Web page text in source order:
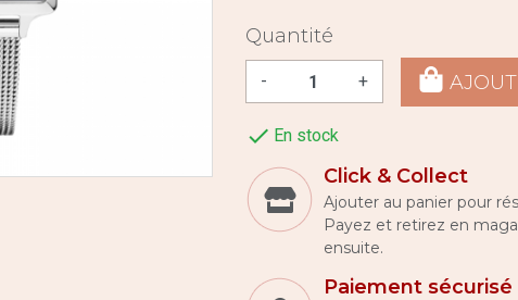
Quantité
- +
 En stock
Click & Collect
Ajouter au panier pour
Payez et retirez en
ensuite.
Paiement sécurisé